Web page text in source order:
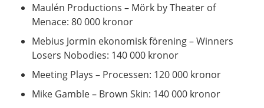
Maulén Productions – Mörk by Theater of
Menace: 80 000 kronor
Mebius Jormin ekonomisk förening – Winners
Losers Nobodies: 140 000 kronor
Meeting Plays – Processen: 120 000 kronor
Mike Gamble – Brown Skin: 140 000 kronor